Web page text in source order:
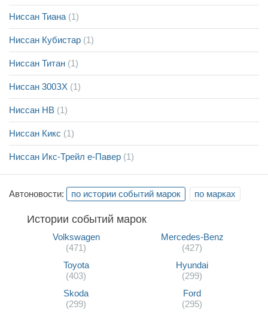
Ниссан Тиана (1)
Ниссан Кубистар (1)
Ниссан Титан (1)
Ниссан 300ЗХ (1)
Ниссан НВ (1)
Ниссан Кикс (1)
Ниссан Икс-Трейл е-Павер (1)
Автоновости: по истории событий марок по марках
Истории событий марок
Volkswagen
(471)
Mercedes-Benz
(427)
Toyota
(403)
Hyundai
(299)
Skoda
(299)
Ford
(295)